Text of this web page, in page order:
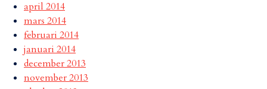
april 2014
mars 2014
februari 2014
januari 2014
december 2013
november 2013